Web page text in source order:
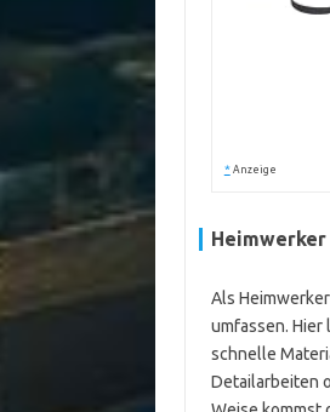
* Anzeige
Als
umfassen.
schnelle
Detailarbeiten